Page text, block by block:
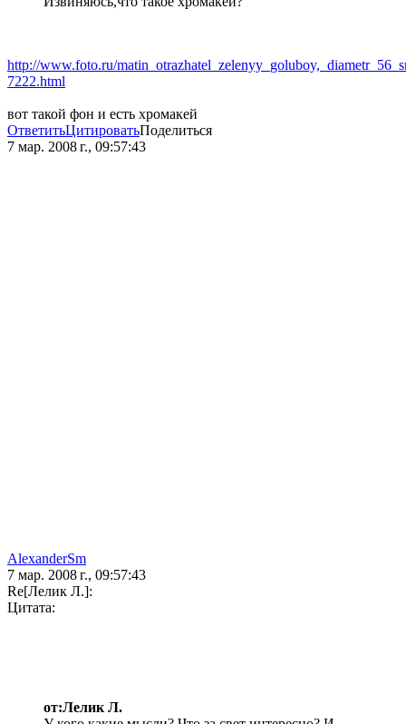
http://www.foto.ru/
7222.html
вот такой фон и есть хромакей
ОтветитьЦитироватьПоделиться
7 мар. 2008 г., 09:57:43
AlexanderSm
7 мар. 2008 г., 09:57:43
Re[Лелик Л.]:
Цитата:
от:Лелик Л.